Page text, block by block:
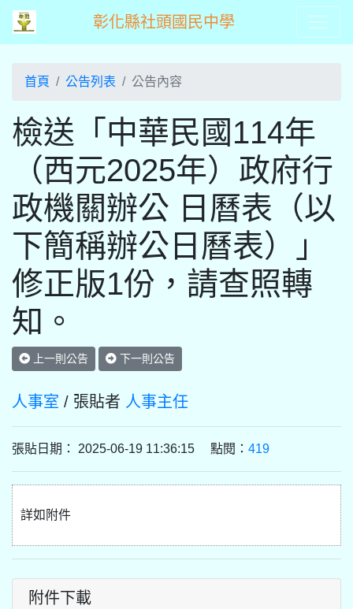
彰化縣社頭國民中學
首頁 公告列表 公告內容
檢送「中華民國114年
（西元2025年）政府行
政機關辦公 日曆表（以
下簡稱辦公日曆表）」
修正版1份，請查照轉
知。
上一則公告 下一則公告
人事室 / 張貼者 人事主任
張貼日期： 2025-06-19 11:36:15 點閱： 419
詳如附件
附件下載